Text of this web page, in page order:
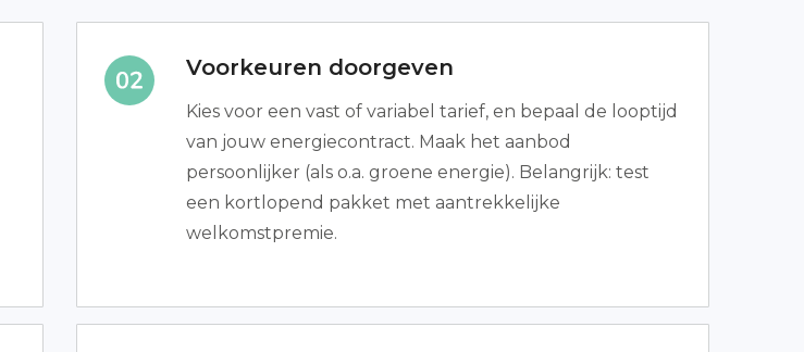
Voorkeuren doorgeven
Kies voor een vast of variabel tarief, en bepaal de looptijd
van jouw energiecontract. Maak het aanbod
persoonlijker (als o.a. groene energie). Belangrijk: test
een kortlopend pakket met aantrekkelijke
welkomstpremie.